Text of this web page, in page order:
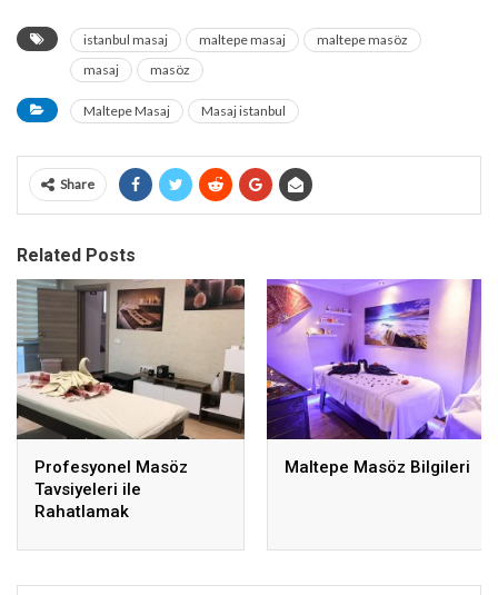
istanbul masaj maltepe masaj
maltepe masöz
masaj
masöz
Maltepe Masaj Masaj istanbul
Share
Related Posts
Profesyonel Masöz
Tavsiyeleri ile
Rahatlamak
Maltepe Masöz Bilgileri